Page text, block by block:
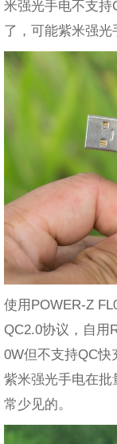
米强光手电不支持
了，可能紫米强光
使用POWER-Z
QC2.0协议，自用
0W但不支持QC快
紫米强光手电在
常少见的。